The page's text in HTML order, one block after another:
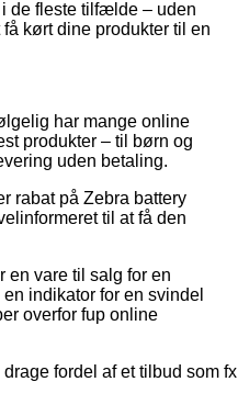
de fleste tilfælde – uden
kørt dine produkter til en
har mange online
produkter – til børn og
uden betaling.
rabat på Zebra battery
til at få den
en vare til salg for en
indikator for en svindel
overfor fup online
fordel af et tilbud som fx